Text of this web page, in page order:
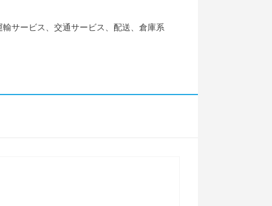
サービス、交通サービス、配送、倉庫系